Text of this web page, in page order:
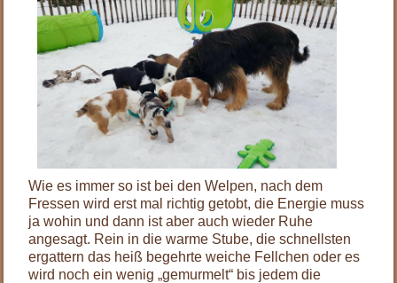
Wie es immer so ist bei den Welpen, nach dem
Fressen wird erst mal richtig getobt, die Energie muss
ja wohin und dann ist aber auch wieder Ruhe
angesagt. Rein in die warme Stube, die schnellsten
ergattern das heiß begehrte weiche Fellchen oder es
wird noch ein wenig „gemurmelt“ bis jedem die